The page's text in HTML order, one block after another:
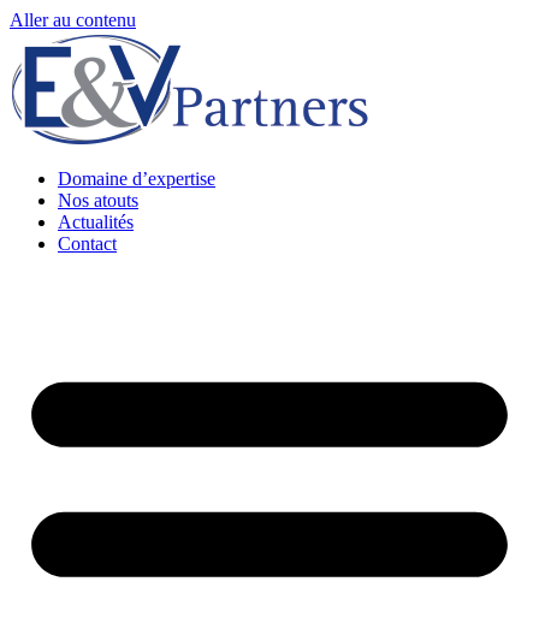
Aller au contenu
Domaine d’expertise
Nos atouts
Actualités
Contact